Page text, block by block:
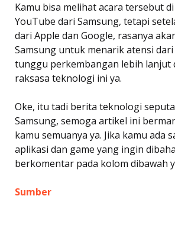
Kamu bisa melihat acara tersebut
YouTube dari Samsung, tetapi
dari Apple dan Google, rasanya
Samsung untuk menarik atensi
tunggu perkembangan lebih lanjut
raksasa teknologi ini ya.
Oke, itu tadi berita teknologi
Samsung, semoga artikel ini
kamu semuanya ya. Jika kamu ada
aplikasi dan game yang ingin
berkomentar pada kolom dibawah
Sumber